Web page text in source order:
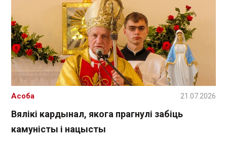
Вялікі кардынал, якога прагнулі забіць
камуністы і нацысты
Асоба 21.07.2026